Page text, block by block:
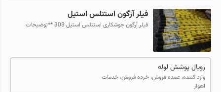
فیلر آرگون استنلس استیل
فیلر آرگون جوشکاری استنلس استیل 308 **توضیحات
رویال پوشش لوله
وارد کننده، عمده فروش، خرده فروش، خدمات
اهواز